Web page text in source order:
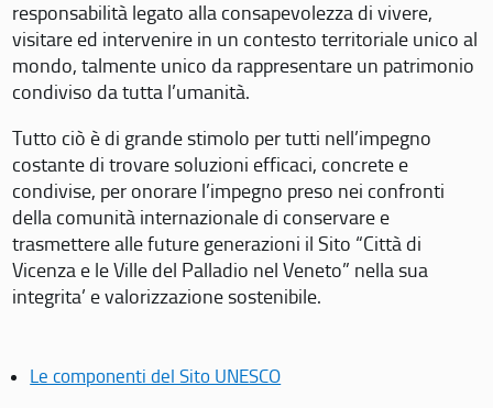
responsabilità legato alla consapevolezza di vivere,
visitare ed intervenire in un contesto territoriale unico al
mondo, talmente unico da rappresentare un patrimonio
condiviso da tutta l’umanità.
Tutto ciò è di grande stimolo per tutti nell’impegno
costante di trovare soluzioni efficaci, concrete e
condivise, per onorare l’impegno preso nei confronti
della comunità internazionale di conservare e
trasmettere alle future generazioni il Sito “Città di
Vicenza e le Ville del Palladio nel Veneto” nella sua
integrita’ e valorizzazione sostenibile.
Le componenti del Sito UNESCO